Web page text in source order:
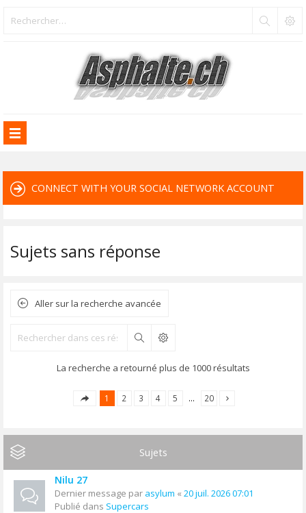
CONNECT WITH YOUR SOCIAL NETWORK ACCOUNT
Sujets sans réponse
Aller sur la recherche avancée
Rechercher
La recherche a retourné plus de 1000 résultats
1 2 3 4 5 … 20
Sujets
Nilu 27
Dernier message par asylum « 20 juil. 2026 07:01
Publié dans Supercars